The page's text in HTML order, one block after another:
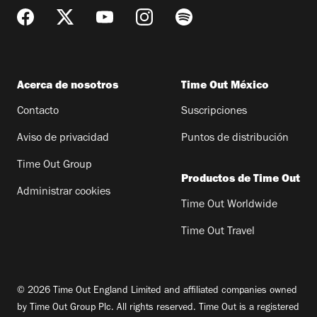
Acerca de nosotros
Contacto
Aviso de privacidad
Time Out Group
Administrar cookies
Time Out México
Suscripciones
Puntos de distribución
Productos de Time Out
Time Out Worldwide
Time Out Travel
© 2026 Time Out England Limited and affiliated companies owned
by Time Out Group Plc. All rights reserved. Time Out is a registered